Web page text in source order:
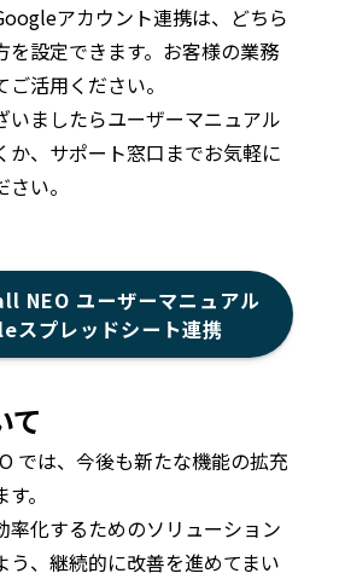
アカウント連携は、どちら
を設定できます。お客様の業務
活用ください。
いましたらユーザーマニュアル
か、サポート窓口までお気軽に
い。
NEO ユーザーマニュアル
スプレッドシート連携
て
では、今後も新たな機能の拡充
。
率化するためのソリューション
う、継続的に改善を進めてまい